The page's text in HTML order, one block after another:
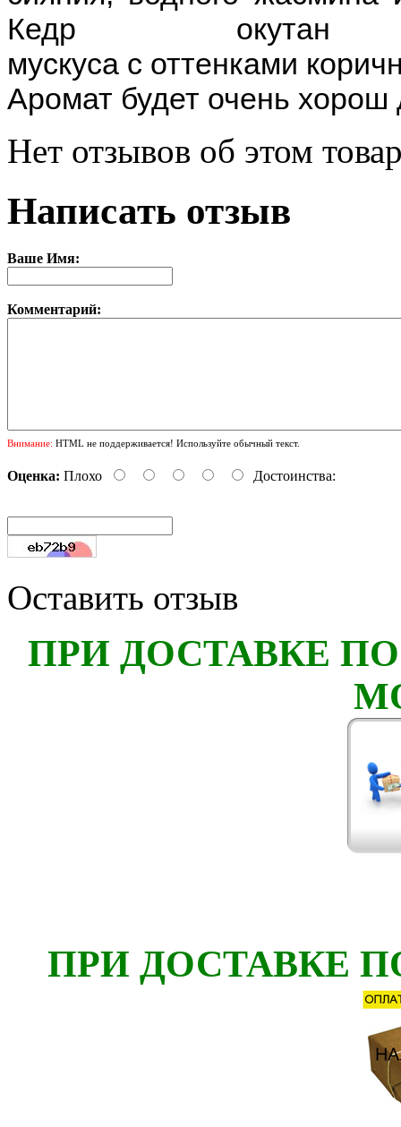
Кедр окутан
мускуса с оттенками
Аромат будет очень
Нет отзывов об этом
Написать отзыв
Ваше Имя:
Комментарий:
Внимание: HTML не поддерживается! Используйте обычный текст.
Оценка: Плохо Достоинства:
Оставить отзыв
ПРИ ДОСТАВКЕ
ПРИ ДОСТАВКЕ